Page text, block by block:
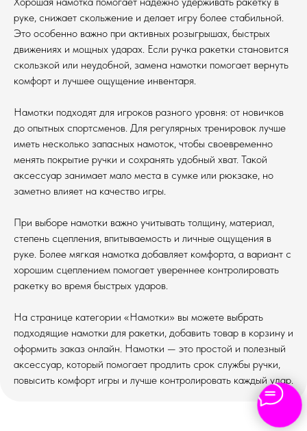
руке, снижает скольжение и делает игру более стабильной.
Это особенно важно при активных розыгрышах, быстрых
движениях и мощных ударах. Если ручка ракетки становится
скользкой или неудобной, замена намотки помогает вернуть
комфорт и лучшее ощущение инвентаря.
Намотки подходят для игроков разного уровня: от новичков
до опытных спортсменов. Для регулярных тренировок лучше
иметь несколько запасных намоток, чтобы своевременно
менять покрытие ручки и сохранять удобный хват. Такой
аксессуар занимает мало места в сумке или рюкзаке, но
заметно влияет на качество игры.
При выборе намотки важно учитывать толщину, материал,
степень сцепления, впитываемость и личные ощущения в
руке. Более мягкая намотка добавляет комфорта, а вариант с
хорошим сцеплением помогает увереннее контролировать
ракетку во время быстрых ударов.
На странице категории «Намотки» вы можете выбрать
подходящие намотки для ракетки, добавить товар в корзину и
оформить заказ онлайн. Намотки — это простой и полезный
аксессуар, который помогает продлить срок службы ручки,
повысить комфорт игры и лучше контролировать каждый удар.